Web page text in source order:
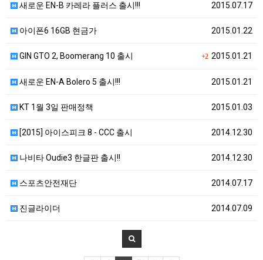
2015.07.17
새로운 EN-B 카레라 플러스 출시!!!
2015.01.22
아이폰6 16GB 현금가
+22015.01.21
GIN GTO 2, Boomerang 10 출시
2015.01.21
새로운 EN-A Bolero 5 출시!!!
2015.01.03
KT 1월 3일 판매정책
2014.12.30
[2015] 아이스피크 8 - CCC 출시
2014.12.30
나비타 Oudie3 한글판 출시!!
2014.07.17
스포츠안전재단
2014.07.09
진글라이더